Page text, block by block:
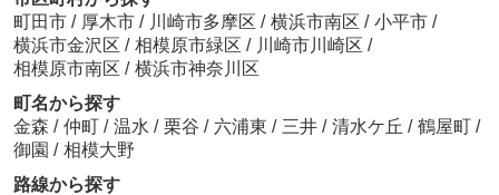
町田市 / 厚木市 / 川崎市多摩区 / 横浜市南区 / 小平市 /
横浜市金沢区 / 相模原市緑区 / 川崎市川崎区 /
相模原市南区 / 横浜市神奈川区
町名から探す
金森 / 仲町 / 温水 / 栗谷 / 六浦東 / 三井 / 清水ケ丘 / 鶴屋町 /
御園 / 相模大野
路線から探す